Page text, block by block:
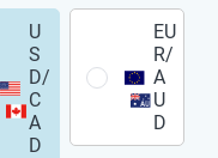
U
S
D/
C
A
D
EU
R/
A
U
D